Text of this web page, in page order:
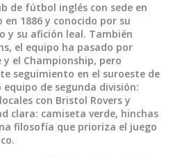
de fútbol inglés con sede en
1886 y conocido por su
y su afición leal. También
, el equipo ha pasado por
y el Championship, pero
seguimiento en el suroeste de
de segunda división:
con Bristol Rovers y
clara: camiseta verde, hinchas
filosofía que prioriza el juego